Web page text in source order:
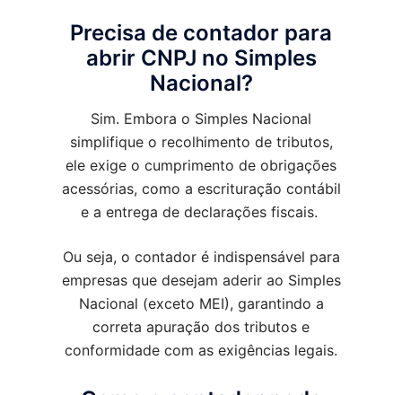
Precisa de contador para
abrir CNPJ no Simples
Nacional?
Sim. Embora o Simples Nacional
simplifique o recolhimento de tributos,
ele exige o cumprimento de obrigações
acessórias, como a escrituração contábil
e a entrega de declarações fiscais.
Ou seja, o contador é indispensável para
empresas que desejam aderir ao Simples
Nacional (exceto MEI), garantindo a
correta apuração dos tributos e
conformidade com as exigências legais.